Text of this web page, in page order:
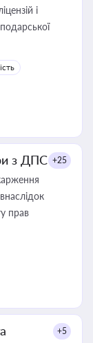
і
з ДПС +25
прав
+5